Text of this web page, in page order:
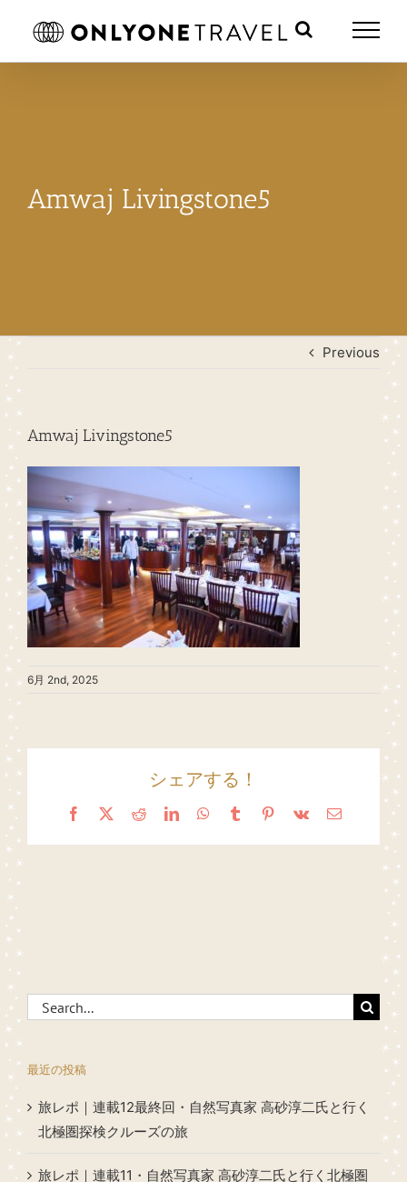
Amwaj Livingstone5
Previous
Amwaj Livingstone5
6月 2nd, 2025
シェアする！
Facebook
X RedditLinkedInWhatsApp
TumblrPinterest
Vk Email
Search
for:
最近の投稿
旅レポ｜連載12最終回・自然写真家 高砂淳二氏と行く
北極圏探検クルーズの旅
旅レポ｜連載11・自然写真家 高砂淳二氏と行く北極圏